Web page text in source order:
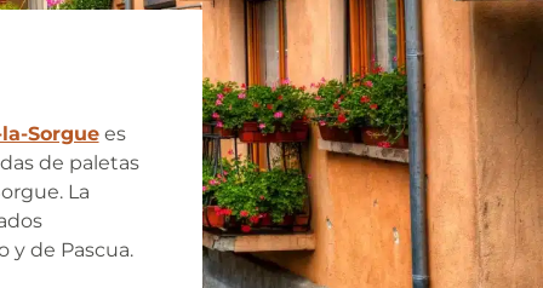
Sorguees
de paletas
La
y de Pascua.